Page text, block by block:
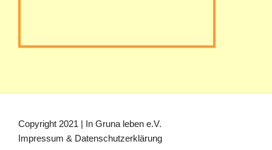
Copyright 2021 | In Gruna leben e.V.
Impressum & Datenschutzerklärung